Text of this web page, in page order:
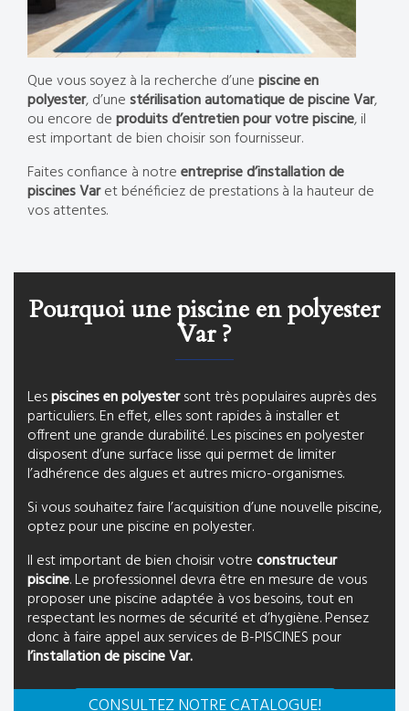
Que vous soyez à la recherche d’unepiscine en
polyester, d’unestérilisation automatique de piscine Var,
ou encore deproduits d’entretien pour votre piscine, il
est important de bien choisir son fournisseur.
Faites confiance à notreentreprise d’installation de
piscines Varet bénéficiez de prestations à la hauteur de
vos attentes.
Pourquoi une piscine en polyester
Var ?
Lespiscines en polyestersont très populaires auprès des
particuliers. En effet, elles sont rapides à installer et
offrent une grande durabilité. Les piscines en polyester
disposent d’une surface lisse qui permet de limiter
l’adhérence des algues et autres micro-organismes.
Si vous souhaitez faire l’acquisition d’une nouvelle piscine,
optez pour une piscine en polyester.
Il est important de bien choisir votreconstructeur
piscine. Le professionnel devra être en mesure de vous
proposer une piscine adaptée à vos besoins, tout en
respectant les normes de sécurité et d’hygiène. Pensez
donc à faire appel aux services de B-PISCINES pour
l’installation de piscine Var.